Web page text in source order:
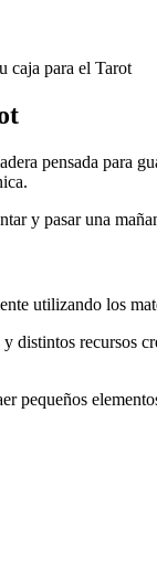
caja para el Tarot
pensada para
y pasar una
utilizando los
distintos recursos
pequeños